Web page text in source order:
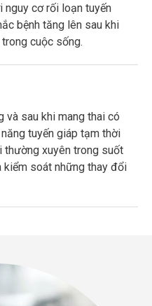
cơ rối loạn tuyến
bệnh tăng lên sau khi
cuộc sống.
và sau khi mang thai có
tuyến giáp tạm thời
thường xuyên trong suốt
kiểm soát những thay đổi